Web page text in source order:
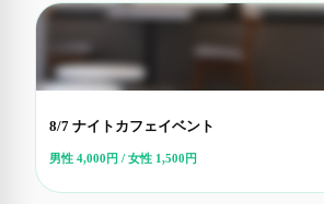
8/7 ナイトカフェイベント
男性 4,000円 / 女性 1,500円